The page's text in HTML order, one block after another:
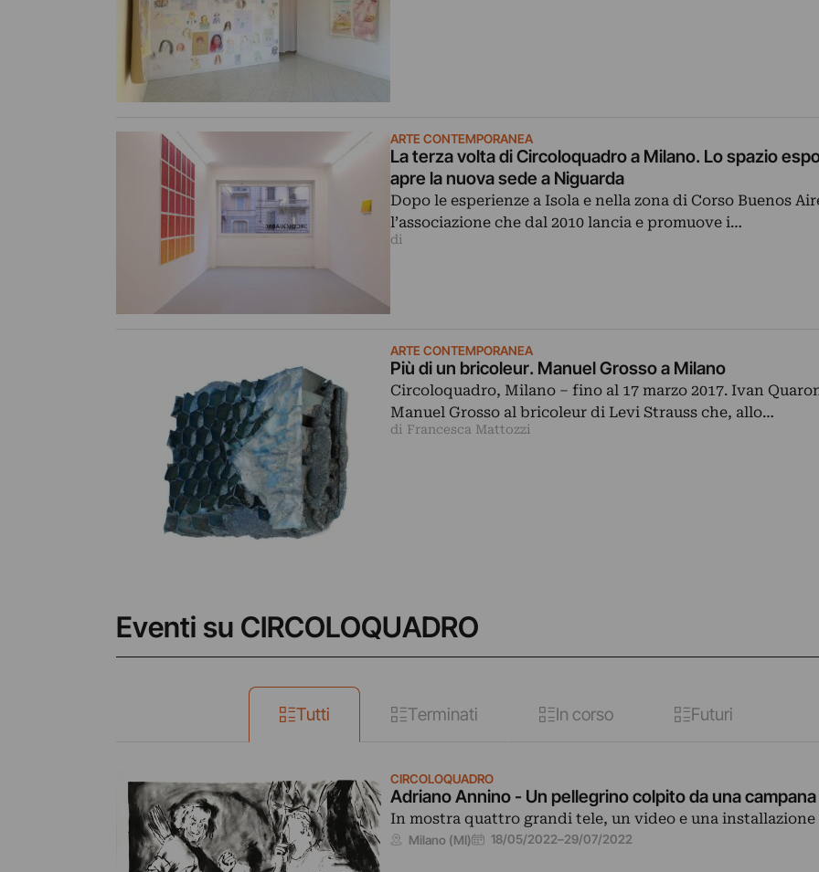
ARTE CONTEMPORANEA
La terza volta di Circoloquadro a Milano. Lo spazio
apre la nuova sede a Niguarda
Dopo le esperienze a Isola e nella zona di Corso Buenos
l’associazione che dal 2010 lancia e promuove i…
di
ARTE CONTEMPORANEA
Più di un bricoleur. Manuel Grosso a Milano
Circoloquadro, Milano – fino al 17 marzo 2017. Ivan
Manuel Grosso al bricoleur di Levi Strauss che, allo…
di Francesca Mattozzi
Eventi su CIRCOLOQUADRO
Tutti Terminati In corso Futuri
CIRCOLOQUADRO
Adriano Annino - Un pellegrino colpito da una campana
In mostra quattro grandi tele, un video e una installazione
Milano (MI) 18/05/2022–29/07/2022